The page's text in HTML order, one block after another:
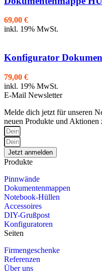
69,00 €
inkl. 19% MwSt.
Konfigurator
79,00 €
inkl. 19% MwSt.
E-Mail Newsletter
Melde dich jetzt für unseren
neuen Produkte und Aktionen
Jetzt anmelden
Produkte
Pinnwände
Dokumentenmappen
Notebook-Hüllen
Accessoires
DIY-Grußpost
Konfiguratoren
Seiten
Firmengeschenke
Referenzen
Über uns